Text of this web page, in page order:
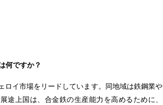
何ですか？
ロイ市場をリードしています。同地域は鉄鋼業や
上国は、合金鉄の生産能力を高めるために、